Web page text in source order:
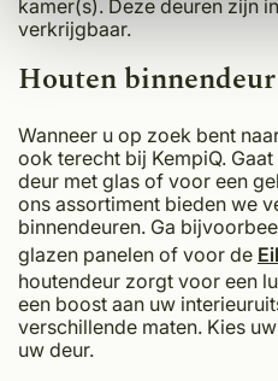
kamer(s). Deze deuren zijn
verkrijgbaar.
Houten binnendeur
Wanneer u op zoek bent
ook terecht bij KempiQ.
deur met glas of voor een
ons assortiment bieden we
binnendeuren. Ga
glazen panelen of voor de
houtendeur zorgt voor een
een boost aan uw
verschillende maten. Kies
uw deur.